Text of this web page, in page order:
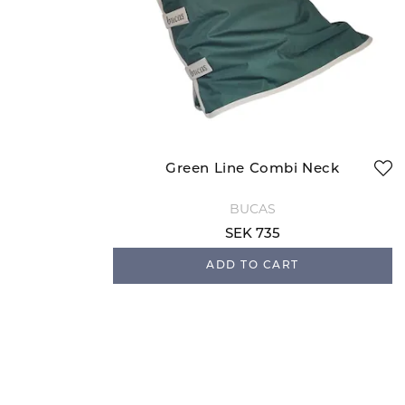
Green Line Combi Neck
BUCAS
SEK 735
ADD TO CART